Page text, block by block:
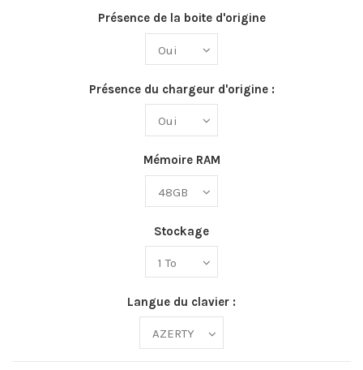
Présence de la boite d'origine
Présence du chargeur d'origine :
Mémoire RAM
Stockage
Langue du clavier :